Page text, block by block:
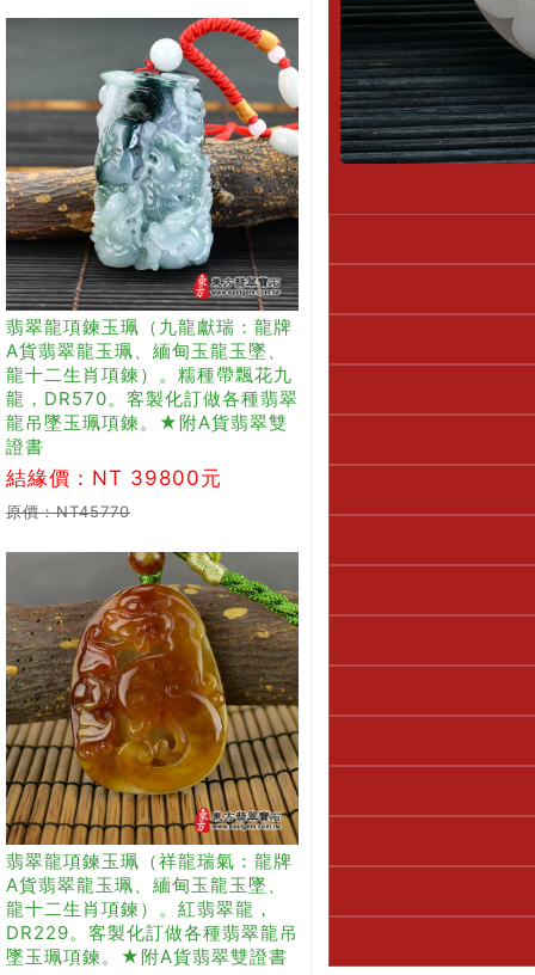
翡翠龍項鍊玉珮（九龍獻瑞：龍牌
A貨翡翠龍玉珮、緬甸玉龍玉墜、
龍十二生肖項鍊）。糯種帶飄花九
龍，DR570。客製化訂做各種翡翠
龍吊墜玉珮項鍊。★附A貨翡翠雙
證書
結緣價：NT 39800元
原價：NT45770
翡翠龍項鍊玉珮（祥龍瑞氣：龍牌
A貨翡翠龍玉珮、緬甸玉龍玉墜、
龍十二生肖項鍊）。紅翡翠龍，
DR229。客製化訂做各種翡翠龍吊
墜玉珮項鍊。★附A貨翡翠雙證書